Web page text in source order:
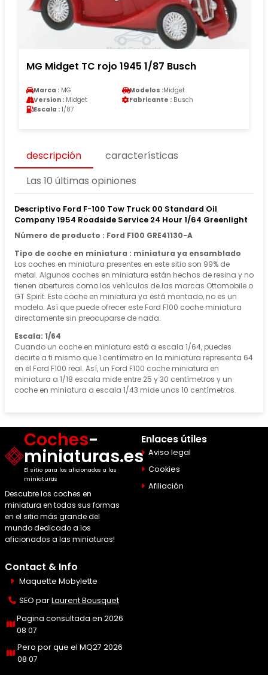
MG Midget TC rojo 1945 1/87 Busch
Marca : MG Modelos :Midget
Version : Midget Fabricante : Busch
Escala : 1/87
descripción
características
Las 10 últimas opiniones
Descriptivo Ford F-100 Tow Truck 00 Standard Oil
Company 1954 Roadside Service 24 Hour 1/64 Greenlight
Número de producto : Ford F100 GRE41130-A
Tipo de coche en miniatura : miniatura ya ensamblado
Los coches en miniatura presentes en este sitio son 99% de
metal. Algunos coches en miniatura están hechos de resina y no
tienen aberturas como los vehículos de las marcas Ottomobile o
GT Spirit. Este coche en miniatura ya está montado, no es un
modelo. Así que puede ofrecer este Ford F100 coche miniatura
directamente sin preocuparse de nada.
Escala: 1/64
Cuando un coche en miniatura está a escala 1/64, puedes
decirte a ti mismo que 1 centímetro en la miniatura representa 64
en el Ford F100 real. Así, un Ford F100 coche miniatura en
miniatura a 1/18 escala mide entre 25 y 30 centímetros y un
coche en miniatura a escala 1/43 mide unos 10 centímetros.
Coches-
miniaturas.es
El sitio para los aficionados a las
miniaturas
Descubre los coches en
miniatura en todas sus formas
en el sitio más grande del
mundo dedicado a los
aficionados a las miniaturas!
Enlaces útiles
Aviso legal
Cookies
Afiliación
Contact & Info
Maquette Mobylette
SEO parLaurent Bousquet
Pagina consultada en 2026
08 07
Pero por que el MQ27 2026
08 07